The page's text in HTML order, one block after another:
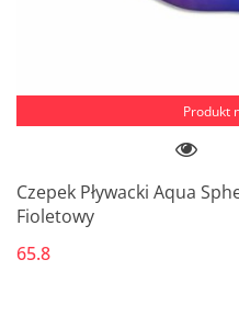
Produkt
Czepek Pływacki Aqua
Fioletowy
65.8